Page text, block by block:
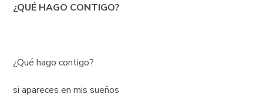
¿QUÉ HAGO CONTIGO?
¿Qué hago contigo?
si apareces en mis sueños